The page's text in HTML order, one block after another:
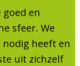
(MR)
en
sfeer. We
heeft en
uit zichzelf